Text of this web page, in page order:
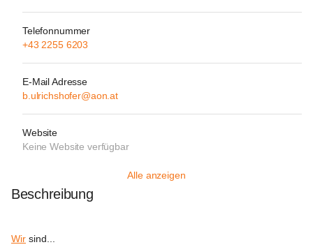
Telefonnummer
+43 2255 6203
E-Mail Adresse
b.ulrichshofer@aon.at
Website
Keine Website verfügbar
Alle anzeigen
Beschreibung
Wir sind...